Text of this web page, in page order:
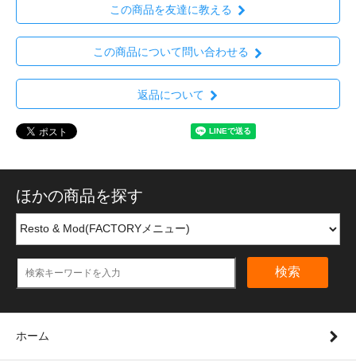
この商品を友達に教える
この商品について問い合わせる
返品について
ほかの商品を探す
検索
ホーム